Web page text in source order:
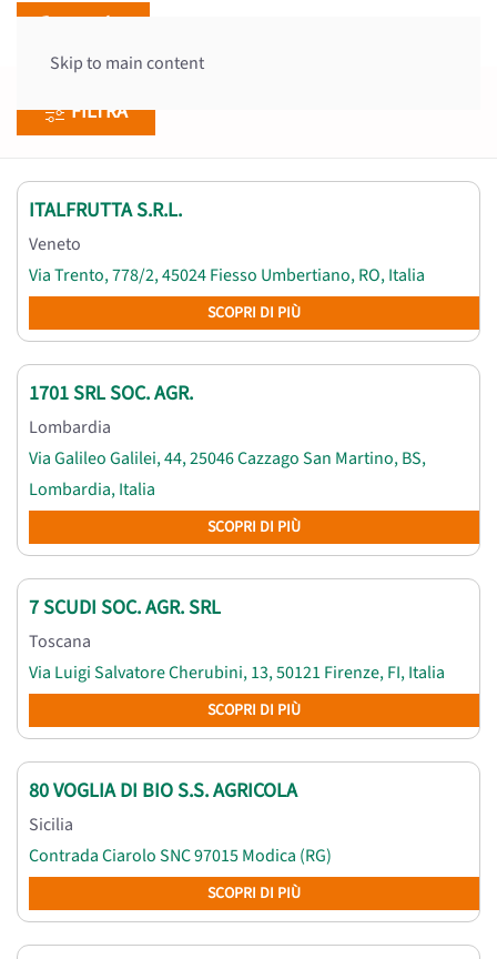
Skip to main content
FILTRA
ITALFRUTTA S.R.L.
Veneto
Via Trento, 778/2, 45024 Fiesso Umbertiano, RO, Italia
SCOPRI DI PIÙ
1701 SRL SOC. AGR.
Lombardia
Via Galileo Galilei, 44, 25046 Cazzago San Martino, BS,
Lombardia, Italia
SCOPRI DI PIÙ
7 SCUDI SOC. AGR. SRL
Toscana
Via Luigi Salvatore Cherubini, 13, 50121 Firenze, FI, Italia
SCOPRI DI PIÙ
80 VOGLIA DI BIO S.S. AGRICOLA
Sicilia
Contrada Ciarolo SNC 97015 Modica (RG)
SCOPRI DI PIÙ